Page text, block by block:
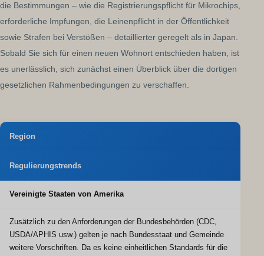
die Bestimmungen – wie die Registrierungspflicht für Mikrochips,
erforderliche Impfungen, die Leinenpflicht in der Öffentlichkeit
sowie Strafen bei Verstößen – detaillierter geregelt als in Japan.
Sobald Sie sich für einen neuen Wohnort entschieden haben, ist
es unerlässlich, sich zunächst einen Überblick über die dortigen
gesetzlichen Rahmenbedingungen zu verschaffen.
Region
Regulierungstrends
Vereinigte Staaten von Amerika
Zusätzlich zu den Anforderungen der Bundesbehörden (CDC,
USDA/APHIS usw.) gelten je nach Bundesstaat und Gemeinde
weitere Vorschriften. Da es keine einheitlichen Standards für die